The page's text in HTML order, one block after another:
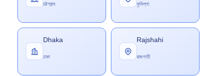
চট্টগ্রাম কুমিল্লা
Dhaka
ঢাকা
Rajshahi
রাজশাহী